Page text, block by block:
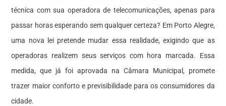
técnica com sua operadora de telecomunicações, apenas para
passar horas esperando sem qualquer certeza? Em Porto Alegre,
uma nova lei pretende mudar essa realidade, exigindo que as
operadoras realizem seus serviços com hora marcada. Essa
medida, que já foi aprovada na Câmara Municipal, promete
trazer maior conforto e previsibilidade para os consumidores da
cidade.